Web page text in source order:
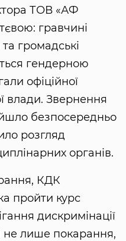
ТОВ «АФ
гравчині
та громадські
гендерною
офіційної
влади. Звернення
безпосередньо
розгляд
органів.
КДК
пройти курс
дискримінації
не лише покарання,